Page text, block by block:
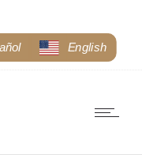
English